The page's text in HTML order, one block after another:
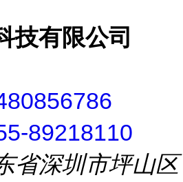
技有限公司
89218110
省深圳市坪山区